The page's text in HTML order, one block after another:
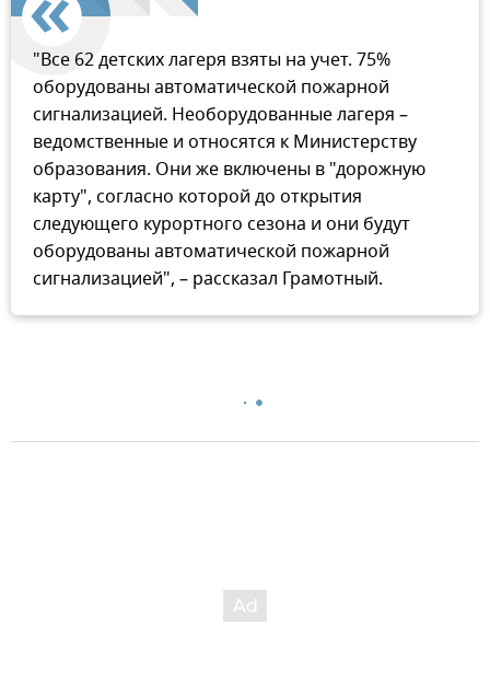
"Все 62 детских лагеря взяты на учет. 75%
оборудованы автоматической пожарной
сигнализацией. Необорудованные лагеря –
ведомственные и относятся к Министерству
образования. Они же включены в "дорожную
карту", согласно которой до открытия
следующего курортного сезона и они будут
оборудованы автоматической пожарной
сигнализацией", – рассказал Грамотный.